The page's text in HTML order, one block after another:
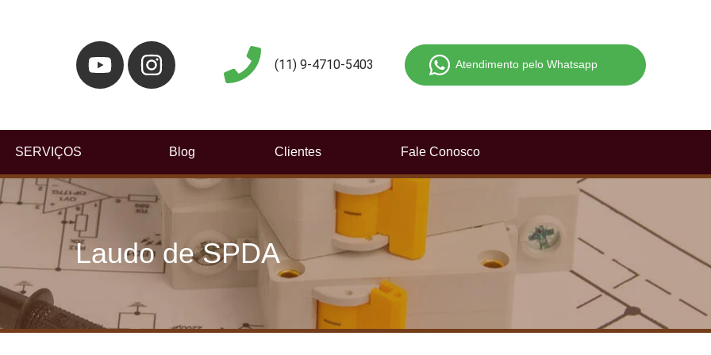
(11) 9-4710-5403 Atendimento pelo Whatsapp
SERVIÇOS Blog Clientes Fale Conosco
Laudo de SPDA